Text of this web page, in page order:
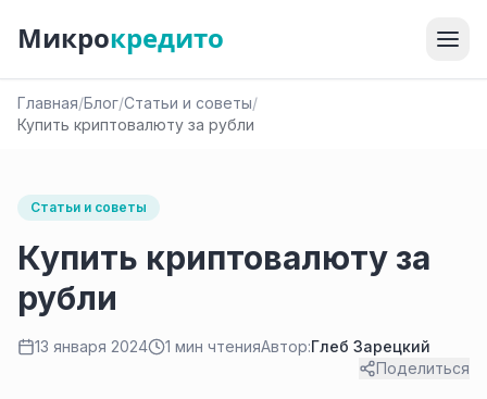
Микрокредито
Главная/Блог/Статьи и советы/
Купить криптовалюту за рубли
Статьи и советы
Купить криптовалюту за
рубли
13 января 2024 1 мин чтенияАвтор:Глеб Зарецкий
Поделиться